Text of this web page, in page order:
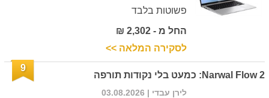
פשוטות בלבד
החל מ - 2,302 ₪
לסקירה המלאה >>
Narwal Flow 2: כמעט בלי נקודות תורפה
9
לירן עבדי | 03.08.2026